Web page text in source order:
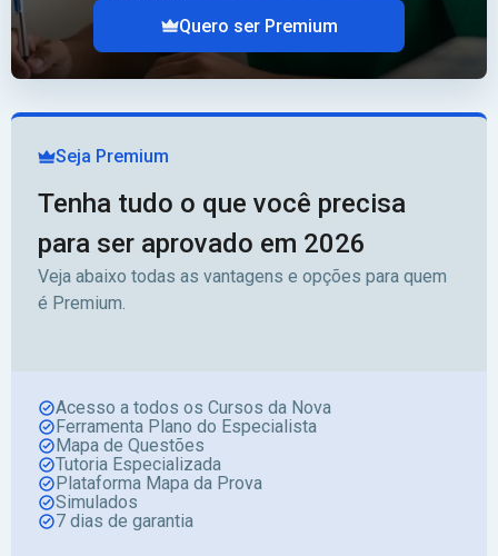
Quero ser Premium
Seja Premium
Tenha tudo o que você precisa
para ser aprovado em 2026
Veja abaixo todas as vantagens e opções para quem
é Premium.
Acesso a todos os Cursos da Nova
Ferramenta Plano do Especialista
Mapa de Questões
Tutoria Especializada
Plataforma Mapa da Prova
Simulados
7 dias de garantia